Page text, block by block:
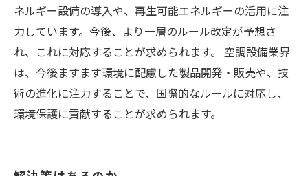
ネルギー設備の導入や、再生可能エネルギーの活用に注
力しています。今後、より一層のルール改定が予想さ
れ、これに対応することが求められます。 空調設備業界
は、今後ますます環境に配慮した製品開発・販売や、技
術の進化に注力することで、国際的なルールに対応し、
環境保護に貢献することが求められます。